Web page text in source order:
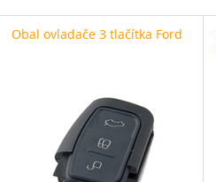
Obal ovladače 3 tlačítka Ford